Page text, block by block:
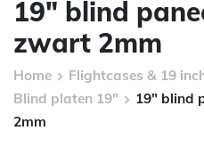
19″ blind
zwart 2mm
Home Flightcases & 19
Blind platen 19"
19″ blind
2mm